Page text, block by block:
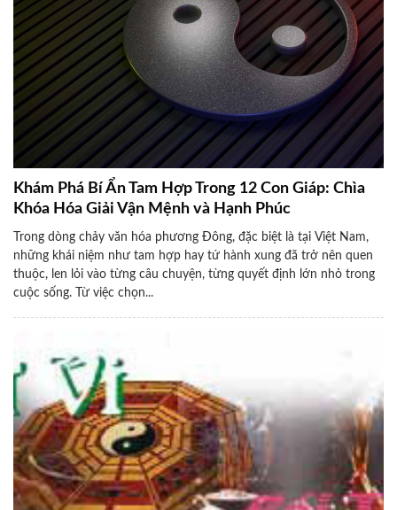
Khám Phá Bí Ẩn Tam Hợp Trong 12 Con Giáp: Chìa
Khóa Hóa Giải Vận Mệnh và Hạnh Phúc
Trong dòng chảy văn hóa phương Đông, đặc biệt là tại Việt Nam,
những khái niệm như tam hợp hay tứ hành xung đã trở nên quen
thuộc, len lỏi vào từng câu chuyện, từng quyết định lớn nhỏ trong
cuộc sống. Từ việc chọn...